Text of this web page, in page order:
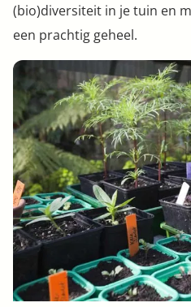
(bio)diversiteit in je tuin en
een prachtig geheel.